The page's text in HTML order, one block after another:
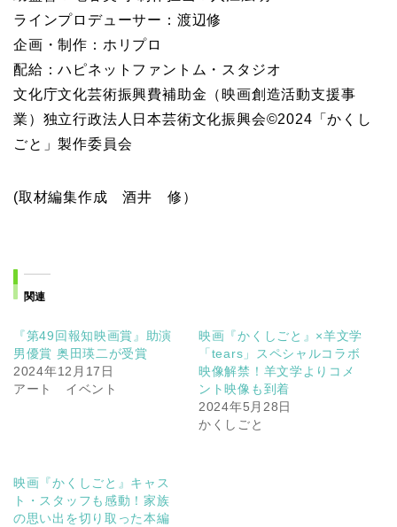
ラインプロデューサー：渡辺修
企画・制作：ホリプロ
配給：ハピネットファントム・スタジオ
文化庁文化芸術振興費補助金（映画創造活動支援事
業）独立行政法人日本芸術文化振興会©2024「かくし
ごと」製作委員会
(取材編集作成 酒井 修）
関連
『第49回報知映画賞』助演
男優賞 奥田瑛二が受賞
2024年12月17日
アート イベント
映画『かくしごと』×羊文学
「tears」スペシャルコラボ
映像解禁！羊文学よりコメ
ント映像も到着
2024年5月28日
かくしごと
映画『かくしごと』キャス
ト・スタッフも感動！家族
の思い出を切り取った本編